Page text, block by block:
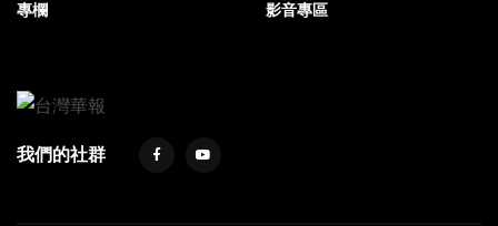
專欄 影音專區
我們的社群